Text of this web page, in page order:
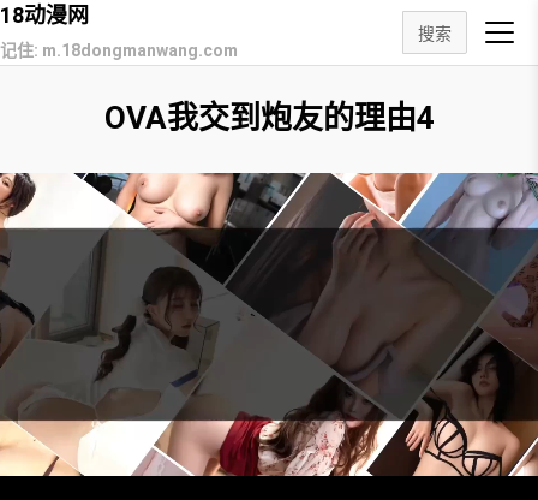
18动漫网
记住: m.18dongmanwang.com
搜索
OVA我交到炮友的理由4